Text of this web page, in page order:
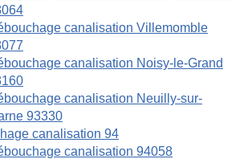
canalisation Villemomble
canalisation Noisy-le-Grand
canalisation Neuilly-sur-
93330
canalisation 94
canalisation 94058